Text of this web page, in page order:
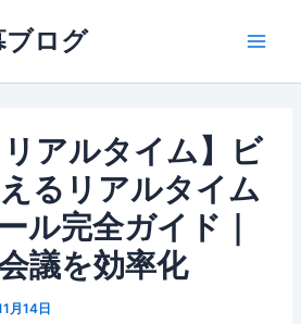
ブログ
リアルタイム】ビ
るリアルタイム
ル完全ガイド｜
議を効率化
月14日